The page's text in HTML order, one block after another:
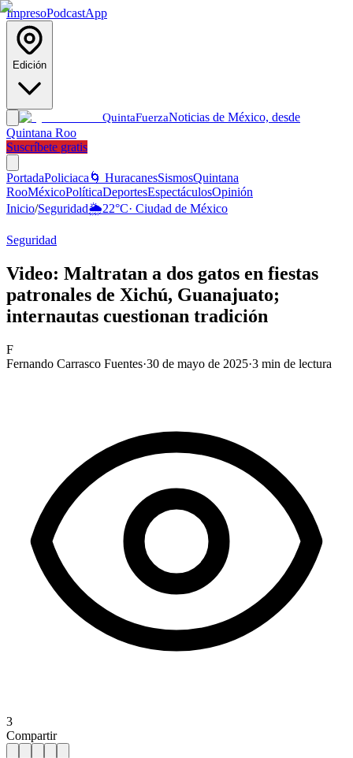
ImpresoPodcastApp
Edición
QuintaFuerzaNoticias de México, desde
Quintana Roo
Suscríbete gratis
PortadaPoliciaca 🌀 HuracanesSismosQuintana
RooMéxicoPolíticaDeportesEspectáculosOpinión
Inicio/Seguridad🌦️22°C· Ciudad de México
Seguridad
Video: Maltratan a dos gatos en fiestas
patronales de Xichú, Guanajuato;
internautas cuestionan tradición
F
Fernando Carrasco Fuentes·30 de mayo de 2025·3 min de lectura
3
Compartir